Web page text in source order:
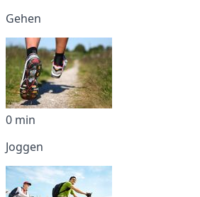
Gehen
0 min
Joggen